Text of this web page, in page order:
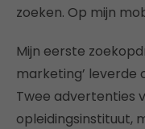
zoeken. Op mijn
Mijn eerste
marketing’ leverde
Twee advertenties
opleidingsinstituut,